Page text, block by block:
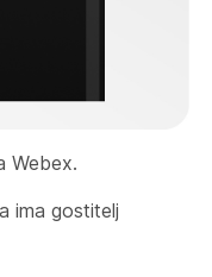
Webex.
ima gostitelj